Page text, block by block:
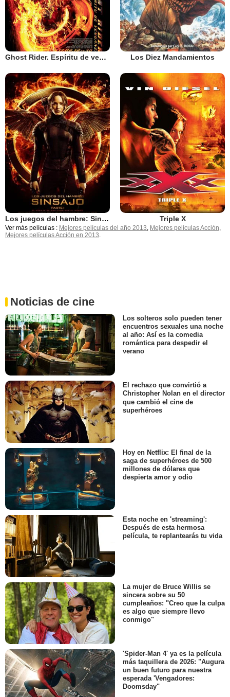
Ghost Rider. Espíritu de venganza Los Diez Mandamientos
Los juegos del hambre: Sinsajo - Parte 1 Triple X
Ver más películas : Mejores películas del año 2013, Mejores películas Acción,
Mejores películas Acción en 2013.
Noticias de cine
Los solteros solo pueden tener
encuentros sexuales una noche
al año: Así es la comedia
romántica para despedir el
verano
El rechazo que convirtió a
Christopher Nolan en el director
que cambió el cine de
superhéroes
Hoy en Netflix: El final de la
saga de superhéroes de 500
millones de dólares que
despierta amor y odio
Esta noche en 'streaming':
Después de esta hermosa
película, te replantearás tu vida
La mujer de Bruce Willis se
sincera sobre su 50
cumpleaños: "Creo que la culpa
es algo que siempre llevo
conmigo"
'Spider-Man 4' ya es la película
más taquillera de 2026: "Augura
un buen futuro para nuestra
esperada 'Vengadores:
Doomsday"